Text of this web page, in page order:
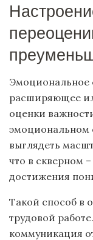
Эмоциональное
расширяющее
оценки
эмоциональном
выглядеть
что в скверном
достижения
Такой способ в
трудовой
коммуникация